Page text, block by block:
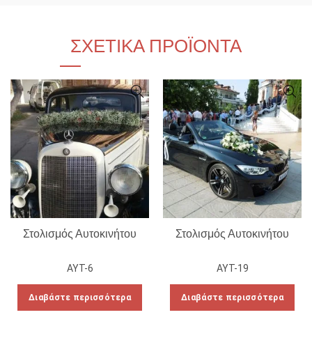
ΣΧΕΤΙΚΆ ΠΡΟΪΌΝΤΑ
Στολισμός Αυτοκινήτου
ΑΥΤ-6
Διαβάστε περισσότερα
Στολισμός Αυτοκινήτου
ΑΥΤ-19
Διαβάστε περισσότερα